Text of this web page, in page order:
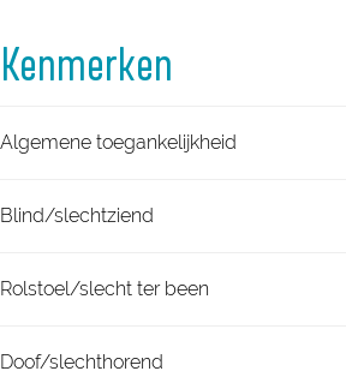
Kenmerken
Algemene toegankelijkheid
Blind/slechtziend
Rolstoel/slecht ter been
Doof/slechthorend